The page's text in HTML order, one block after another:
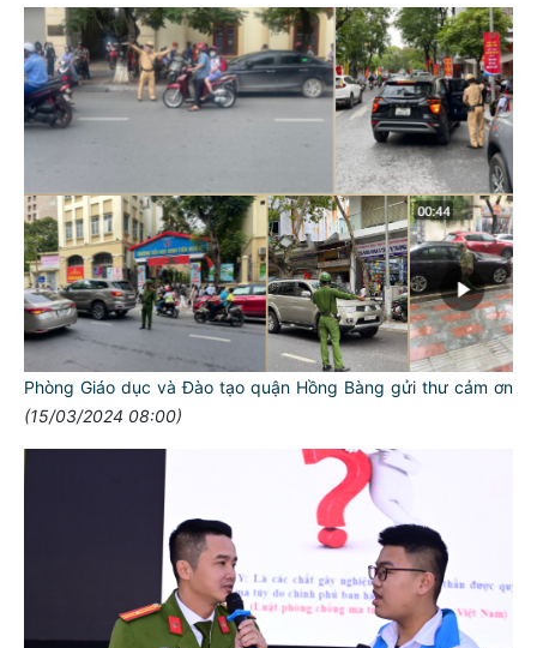
Phòng Giáo dục và Đào tạo quận Hồng Bàng gửi thư cảm ơn
(15/03/2024 08:00)